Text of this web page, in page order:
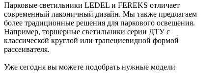
Парковые светильники LEDEL и FEREKS отличает
современный лаконичный дизайн. Мы также предлагаем
более традиционные решения для паркового освещения.
Например, торшерные светильники серии ДТУ с
классической круглой или трапециевидной формой
рассеивателя.
Уже сегодня вы можете подобрать нужные модели